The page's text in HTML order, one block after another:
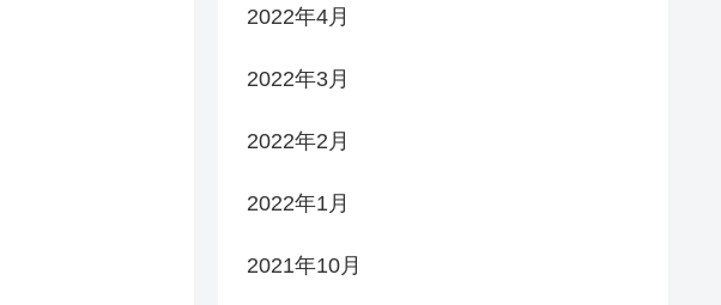
2022年4月
2022年3月
2022年2月
2022年1月
2021年10月